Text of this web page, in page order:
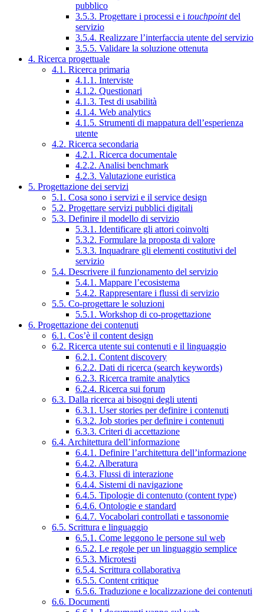
pubblico
3.5.3. Progettare i processi e i touchpointdel
servizio
3.5.4. Realizzare l’interfaccia utente del servizio
3.5.5. Validare la soluzione ottenuta
4. Ricerca progettuale
4.1. Ricerca primaria
4.1.1. Interviste
4.1.2. Questionari
4.1.3. Test di usabilità
4.1.4. Web analytics
4.1.5. Strumenti di mappatura dell’esperienza
utente
4.2. Ricerca secondaria
4.2.1. Ricerca documentale
4.2.2. Analisi benchmark
4.2.3. Valutazione euristica
5. Progettazione dei servizi
5.1. Cosa sono i servizi e il service design
5.2. Progettare servizi pubblici digitali
5.3. Definire il modello di servizio
5.3.1. Identificare gli attori coinvolti
5.3.2. Formulare la proposta di valore
5.3.3. Inquadrare gli elementi costitutivi del
servizio
5.4. Descrivere il funzionamento del servizio
5.4.1. Mappare l’ecosistema
5.4.2. Rappresentare i flussi di servizio
5.5. Co-progettare le soluzioni
5.5.1. Workshop di co-progettazione
6. Progettazione dei contenuti
6.1. Cos’è il content design
6.2. Ricerca utente sui contenuti e il linguaggio
6.2.1. Content discovery
6.2.2. Dati di ricerca (search keywords)
6.2.3. Ricerca tramite analytics
6.2.4. Ricerca sui forum
6.3. Dalla ricerca ai bisogni degli utenti
6.3.1. User stories per definire i contenuti
6.3.2. Job stories per definire i contenuti
6.3.3. Criteri di accettazione
6.4. Architettura dell’informazione
6.4.1. Definire l’architettura dell’informazione
6.4.2. Alberatura
6.4.3. Flussi di interazione
6.4.4. Sistemi di navigazione
6.4.5. Tipologie di contenuto (content type)
6.4.6. Ontologie e standard
6.4.7. Vocabolari controllati e tassonomie
6.5. Scrittura e linguaggio
6.5.1. Come leggono le persone sul web
6.5.2. Le regole per un linguaggio semplice
6.5.3. Microtesti
6.5.4. Scrittura collaborativa
6.5.5. Content critique
6.5.6. Traduzione e localizzazione dei contenuti
6.6. Documenti